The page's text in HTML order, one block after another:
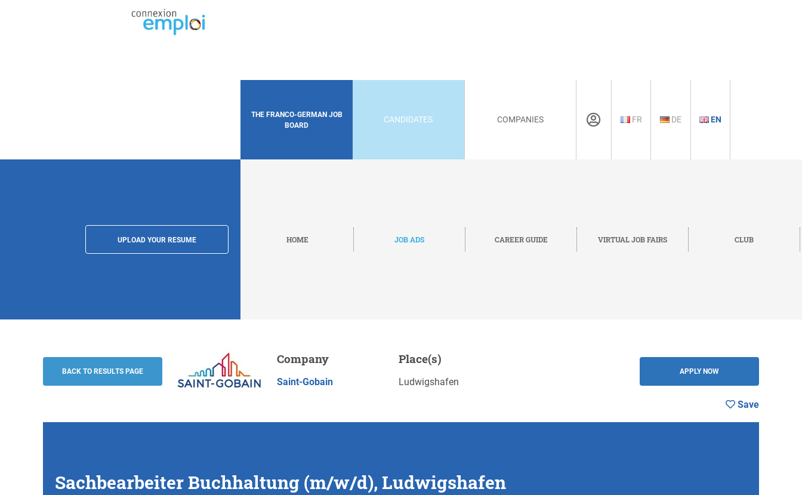
THE FRANCO-GERMAN JOB
BOARD
CANDIDATES COMPANIES FR DE EN
UPLOAD YOUR RESUME HOME JOB ADS CAREER GUIDE VIRTUAL JOB FAIRS CLUB
Sachbearbeiter Buchhaltung (m/w/d), Ludwigshafen
Saint-Gobain
APPLY NOW
BACK TO RESULTS PAGE
Company
Saint-Gobain
Place(s)
Ludwigshafen
APPLY NOW
Save
Sachbearbeiter Buchhaltung (m/w/d), Ludwigshafen